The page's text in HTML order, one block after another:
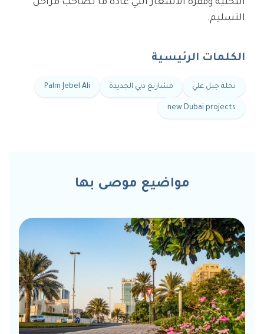
التحتية وقفزة الأسعار التي عادة ما تصاحب مراحل
التسليم.
الكلمات الرئيسية
نخلة جبل علي مشاريع دبي الجديدة Palm Jebel Ali
new Dubai projects
مواضيع موصى بها